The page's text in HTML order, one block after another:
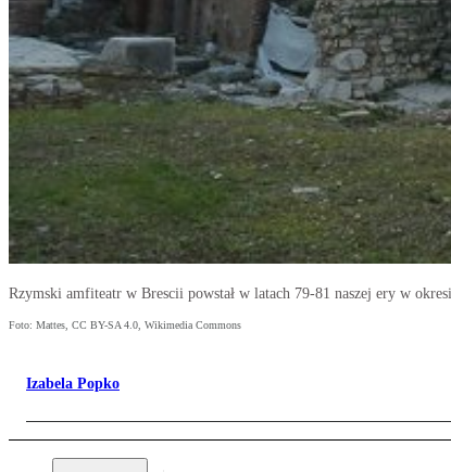
Rzymski amfiteatr w Brescii powstał w latach 79-81 naszej ery w
Foto: Mattes, CC BY-SA 4.0, Wikimedia Commons
Izabela Popko